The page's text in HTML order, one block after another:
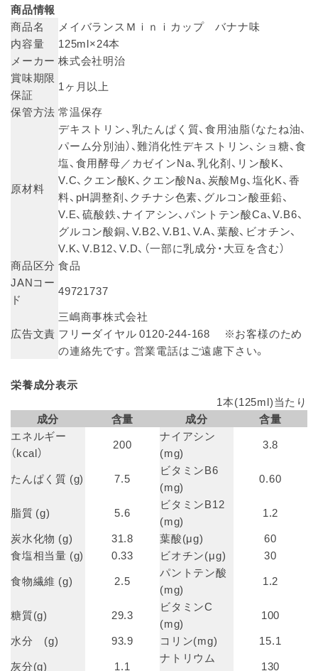
商品情報
商品名
メイバランスＭｉｎｉカップ バナナ味
内容量
125ml×24本
メーカー 株式会社明治
賞味期限
保証
1ヶ月以上
保管方法 常温保存
原材料
デキストリン、乳たんぱく質、食用油脂（なたね油、
パーム分別油）、難消化性デキストリン、ショ糖、食
塩、食用酵母／カゼインNa、乳化剤、リン酸K、
V.C、クエン酸K、クエン酸Na、炭酸Mg、塩化K、香
料、pH調整剤、クチナシ色素、グルコン酸亜鉛、
V.E、硫酸鉄、ナイアシン、パントテン酸Ca、V.B6、
グルコン酸銅、V.B2、V.B1、V.A、葉酸、ビオチン、
V.K、V.B12、V.D、（一部に乳成分・大豆を含む）
商品区分 食品
JANコー
ド
49721737
広告文責
三嶋商事株式会社
フリーダイヤル 0120-244-168 ※お客様のため
の連絡先です。営業電話はご遠慮下さい。
栄養成分表示
1本(125ml)当たり
成分
含量 成分
含量
エネルギー
（kcal）
200
ナイアシン
(mg)
3.8
たんぱく質 (g) 7.5
ビタミンB6
(mg)
0.60
脂質 (g) 5.6
ビタミンB12
(mg)
1.2
炭水化物 (g)
31.8 葉酸(μg)
60
食塩相当量 (g)
0.33 ビオチン(μg)
30
食物繊維 (g)
2.5
パントテン酸
(mg)
1.2
糖質(g) 29.3
ビタミンC
(mg)
100
水分 (g)
93.9 コリン(mg)
15.1
灰分(g)
1.1
ナトリウム
130